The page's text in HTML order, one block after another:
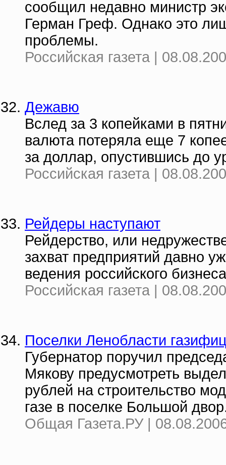
сообщил недавно министр
Герман Греф. Однако это
проблемы.
Российская газета |
Дежавю
Вслед за 3 копейками в
валюта потеряла еще 7
за доллар, опустившись до
Российская газета |
Рейдеры наступают
Рейдерство, или
захват предприятий давно
ведения российского
Российская газета |
Поселки Ленобласти
Губернатор поручил
Мякову предусмотреть
рублей на строительство
газе в поселке Большой
Общая Газета.РУ |